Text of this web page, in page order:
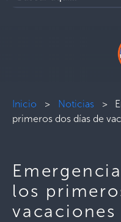
Inicio > Noticias>
primeros dos días de
los
vacaciones